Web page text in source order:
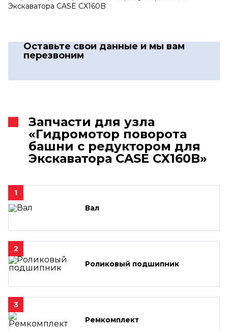
Экскаватора CASE CX160B
Оставьте свои данные и мы вам
перезвоним
Запчасти для узла
«Гидромотор поворота
башни с редуктором для
Экскаватора CASE CX160B»
1
Вал
2
Роликовый подшипник
3
Ремкомплект